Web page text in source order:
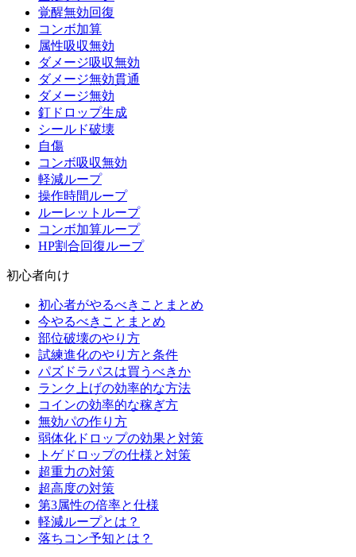
覚醒無効回復
コンボ加算
属性吸収無効
ダメージ吸収無効
ダメージ無効貫通
ダメージ無効
釘ドロップ生成
シールド破壊
自傷
コンボ吸収無効
軽減ループ
操作時間ループ
ルーレットループ
コンボ加算ループ
HP割合回復ループ
初心者向け
初心者がやるべきことまとめ
今やるべきことまとめ
部位破壊のやり方
試練進化のやり方と条件
パズドラパスは買うべきか
ランク上げの効率的な方法
コインの効率的な稼ぎ方
無効パの作り方
弱体化ドロップの効果と対策
トゲドロップの仕様と対策
超重力の対策
超高度の対策
第3属性の倍率と仕様
軽減ループとは？
落ちコン予知とは？